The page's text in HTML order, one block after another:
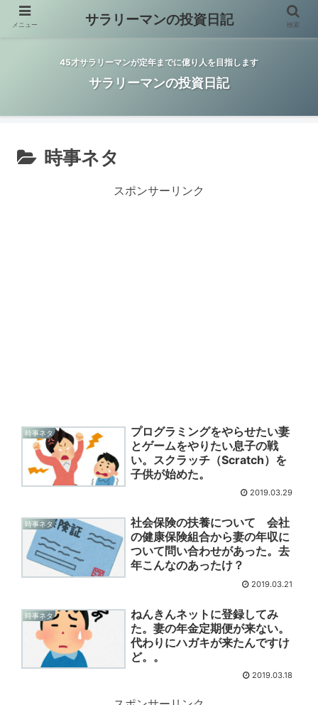
45才サラリーマンが定年までに億り人を目指します
サラリーマンの投資日記
時事ネタ
スポンサーリンク
時事ネタ
プログラミングをやらせたい妻
とゲームをやりたい息子の戦
い。スクラッチ（Scratch）を
子供が始めた。
2019.03.29
時事ネタ
社会保険の扶養について 会社
の健康保険組合から妻の年収に
ついて問い合わせがあった。去
年こんなのあったけ？
2019.03.21
時事ネタ
ねんきんネットに登録してみ
た。妻の年金定期便が来ない。
代わりにハガキが来たんですけ
ど。。
2019.03.18
メニュー サラリーマンの投資日記 検索